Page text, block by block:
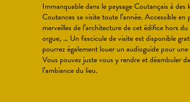
Immanquable dans le paysage Coutançais à
Coutances se visite toute l’année. Accessible
merveilles de l’architecture de cet édifice hors
orgue, … Un fascicule de visite est disponible
pourrez également louer un audioguide pour
Vous pouvez juste vous y rendre et déambuler
l’ambiance du lieu.